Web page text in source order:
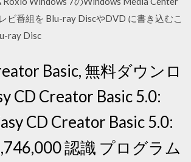
ビ番組を Blu-ray DiscやDVD に書き込むこ
ray Disc
Basic, 無料ダウンロ
CD Creator Basic 5.0:
CD Creator Basic 5.0:
認識 プログラム